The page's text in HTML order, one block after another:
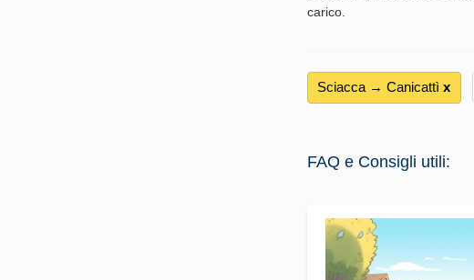
carico.
Sciacca → Canicattì х
FAQ e Consigli utili: